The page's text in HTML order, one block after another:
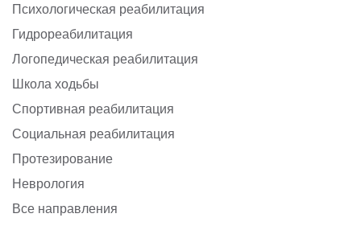
Психологическая реабилитация
Гидрореабилитация
Логопедическая реабилитация
Школа ходьбы
Спортивная реабилитация
Социальная реабилитация
Протезирование
Неврология
Все направления